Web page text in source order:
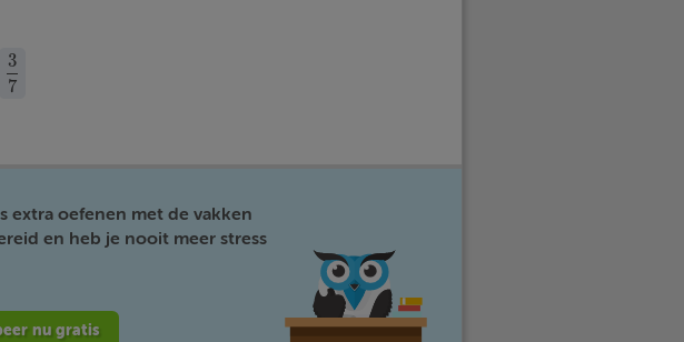
3
7
37
extra oefenen met de vakken
en heb je nooit meer stress
nu gratis